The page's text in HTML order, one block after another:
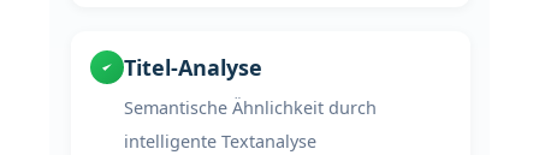
Titel-Analyse
Semantische Ähnlichkeit durch
intelligente Textanalyse